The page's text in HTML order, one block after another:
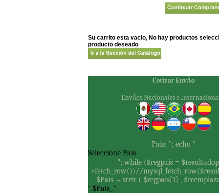
Su carrito esta vacio, No hay productos
producto deseado
Cotizar EnvÃ­o
EnvÃ­os Nacionales e
Pais: "; echo "
"; while ($regpais =
>fetch_row())//
$Pais_= strtr ( $regpais[1] ,